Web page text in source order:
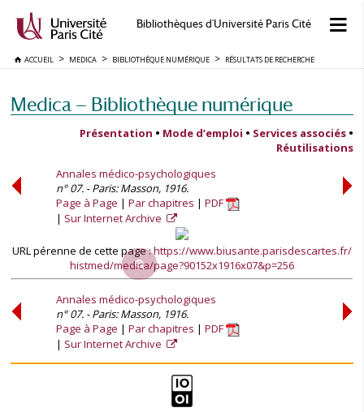
Bibliothèques d'Université Paris Cité
ACCUEIL MEDICA BIBLIOTHÈQUE NUMÉRIQUE RÉSULTATS DE RECHERCHE
Medica — Bibliothèque numérique
Présentation • Mode d’emploi • Services associés •
Réutilisations
Annales médico-psychologiques
n° 07. - Paris: Masson, 1916.
Page à Page
Par chapitres
PDF
Sur Internet Archive
URL pérenne de cette page :https://www.biusante.parisdescartes.fr/
histmed/medica/page?90152x1916x07&p=256
Annales médico-psychologiques
n° 07. - Paris: Masson, 1916.
Page à Page
Par chapitres
PDF
Sur Internet Archive